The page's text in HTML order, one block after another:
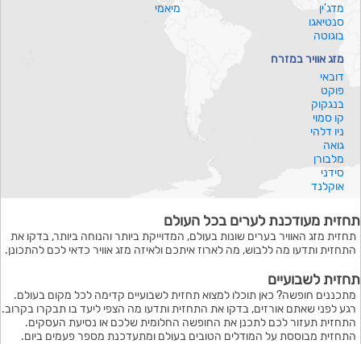
מדג'ין
סנטיאגו
בוגוטה
מיאמי
מזג אוויר במזרח
דובאי
פוקט
בנגקוק
קו סמוי
ניו דלהי
גואה
מלבורן
סידני
אוקלנד
תחזית מעודכנת לערים בכל העולם
תחזית מזג האוויר בערים שונות בעולם, המדוייקת ביותר והנוחה ביותר, בדקו את
התחזית ותדעו מה ללבוש, מה לארוז איתכם ולאיזה מזג אוויר כדאי לכם להתכונן.
תחזית לשבועיים
מתכננים חופשה? כאן תוכלו למצוא תחזית לשבועיים קדימה לכל מקום בעולם.
רגע לפני שאתם אורזים, בדקו את התחזית ותדעו מה הצפי ליעד בו תבקרו בקרוב.
התחזית תעזור לכם לתכנן את החופשה החלומית שלכם או נסיעת העסקים.
התחזית מבוססת על המודלים הטובים בעולם ומתעדכנת מספר פעמים ביום.